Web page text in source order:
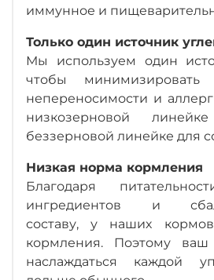
иммунное и
Только один источник
Мы используем один
чтобы
непереносимости и
низкозерновой
беззерновой линейке для
Низкая норма кормления
Благодаря
ингредиентов и
составу, у наших
кормления. Поэтому
наслаждаться каждой